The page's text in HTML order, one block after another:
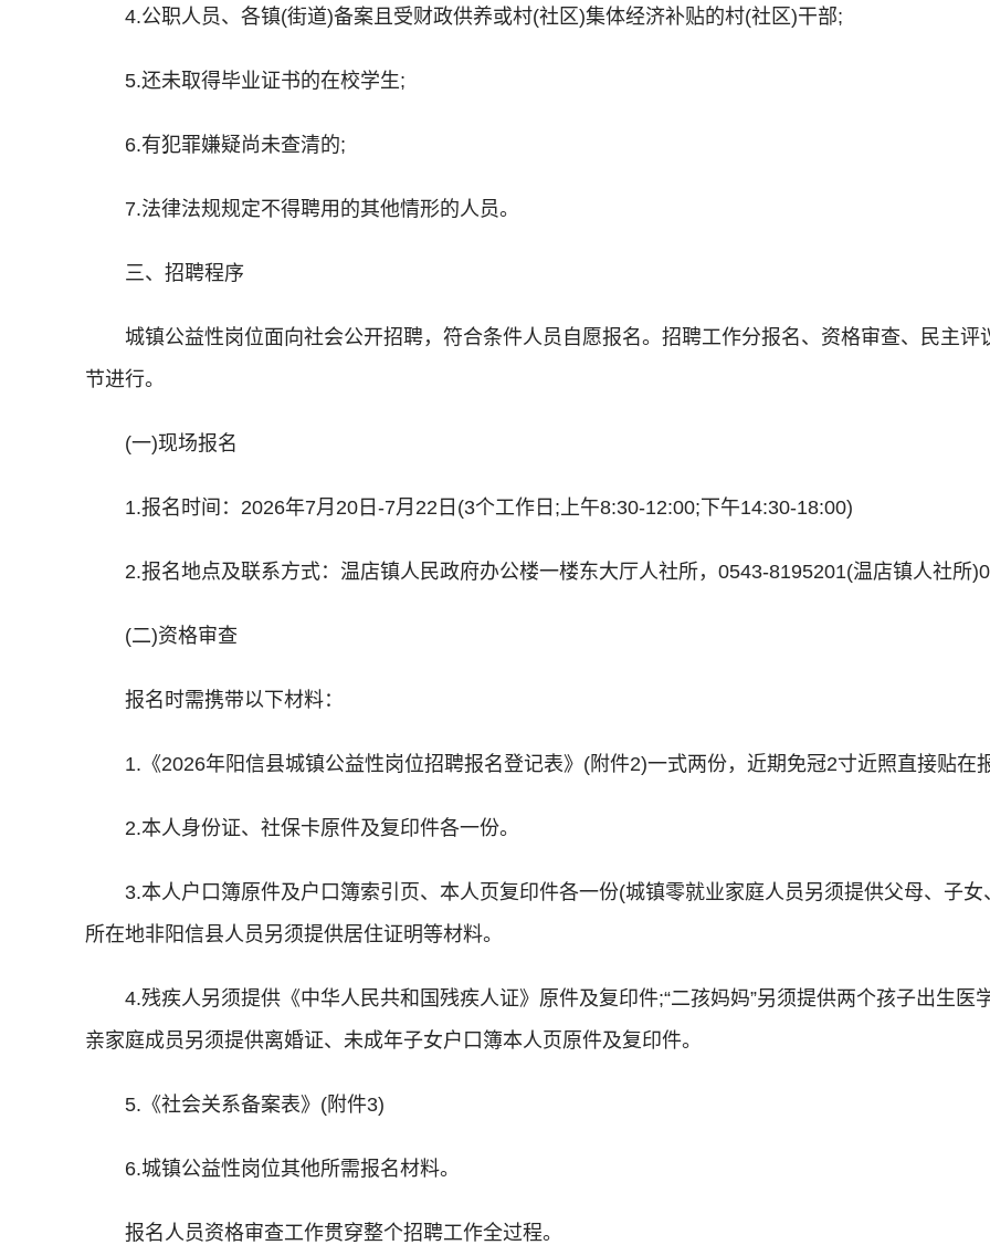
4.公职人员、各镇(街道)备案且受财政供养或村(社区)集体经济补贴的村(社区)干部;
5.还未取得毕业证书的在校学生;
6.有犯罪嫌疑尚未查清的;
7.法律法规规定不得聘用的其他情形的人员。
三、招聘程序
城镇公益性岗位面向社会公开招聘，符合条件人员自愿报名。招聘工作分报名、资格审查、民主
节进行。
(一)现场报名
1.报名时间：2026年7月20日-7月22日(3个工作日;上午8:30-12:00;下午14:30-18:00)
2.报名地点及联系方式：温店镇人民政府办公楼一楼东大厅人社所，0543-8195201(温店镇人社所
(二)资格审查
报名时需携带以下材料：
1.《2026年阳信县城镇公益性岗位招聘报名登记表》(附件2)一式两份，近期免冠2寸近照直接贴在
2.本人身份证、社保卡原件及复印件各一份。
3.本人户口簿原件及户口簿索引页、本人页复印件各一份(城镇零就业家庭人员另须提供父母、子
所在地非阳信县人员另须提供居住证明等材料。
4.残疾人另须提供《中华人民共和国残疾人证》原件及复印件;“二孩妈妈”另须提供两个孩子出生
亲家庭成员另须提供离婚证、未成年子女户口簿本人页原件及复印件。
5.《社会关系备案表》(附件3)
6.城镇公益性岗位其他所需报名材料。
报名人员资格审查工作贯穿整个招聘工作全过程。